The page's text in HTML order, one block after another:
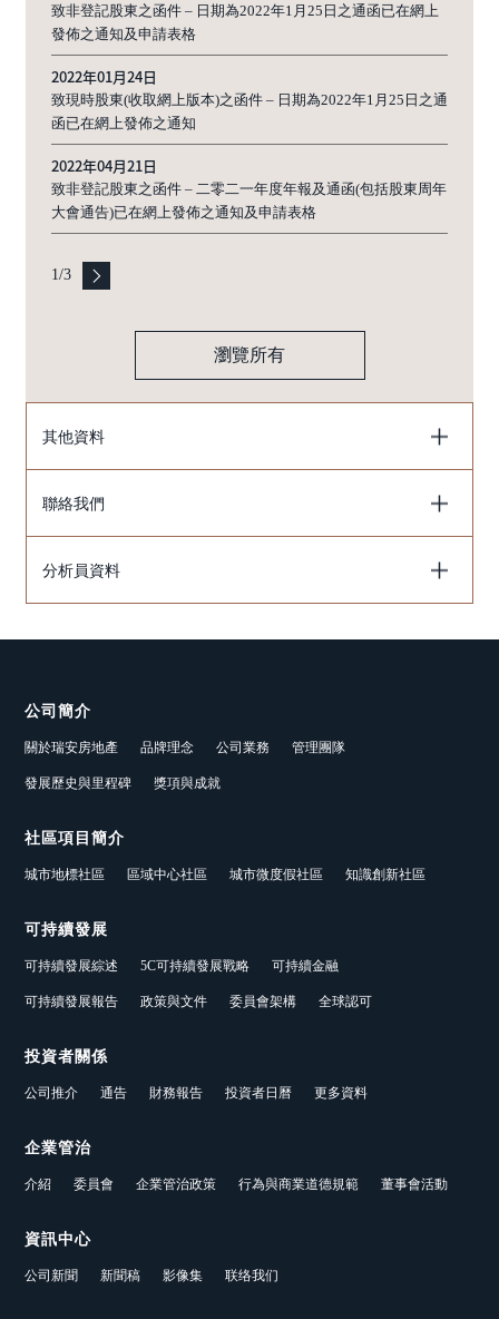
致非登記股東之函件 – 日期為2022年1月25日之通函已在網上
發佈之通知及申請表格
2022年01月24日
致現時股東(收取網上版本)之函件 – 日期為2022年1月25日之通
函已在網上發佈之通知
2022年04月21日
致非登記股東之函件 – 二零二一年度年報及通函(包括股東周年
大會通告)已在網上發佈之通知及申請表格
1/3
瀏覽所有
其他資料
聯絡我們
分析員資料
公司簡介
關於瑞安房地產 品牌理念 公司業務 管理團隊
發展歷史與里程碑 獎項與成就
社區項目簡介
城市地標社區 區域中心社區 城市微度假社區 知識創新社區
可持續發展
可持續發展綜述 5C可持續發展戰略 可持續金融
可持續發展報告 政策與文件 委員會架構 全球認可
投資者關係
公司推介 通告 財務報告 投資者日曆 更多資料
企業管治
介紹 委員會 企業管治政策 行為與商業道德規範 董事會活動
資訊中心
公司新聞 新聞稿 影像集 联络我们